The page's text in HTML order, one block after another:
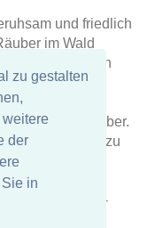
zu gestalten
der
in
und friedlich
im Wald
Siedler seinen
Wald
und Räuber.
anderen wieder zu
los…
Sandra - Silke -